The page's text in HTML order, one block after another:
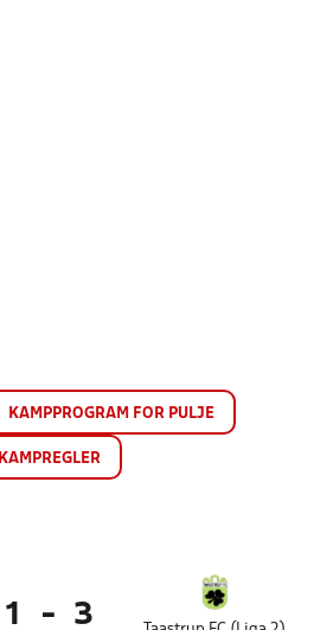
KAMPPROGRAM FOR PULJE
KAMPREGLER
1 - 3